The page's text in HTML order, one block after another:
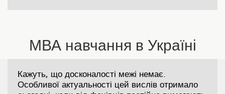
МВА навчання в Україні
Кажуть, що досконалості межі немає.
Особливої ​​актуальності цей вислів отримало